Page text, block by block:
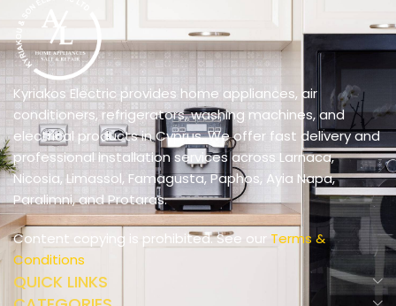
Kyriakos Electric provides home appliances, air
conditioners, refrigerators, washing machines, and
electrical products in Cyprus. We offer fast delivery and
professional installation services across Larnaca,
Nicosia, Limassol, Famagusta, Paphos, Ayia Napa,
Paralimni, and Protaras.
Content copying is prohibited. See our Terms &
Conditions
QUICK LINKS